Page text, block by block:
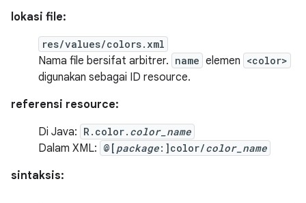
lokasi file:
res/values/colors.xml
Nama file bersifat arbitrer. name elemen <color>
digunakan sebagai ID resource.
referensi resource:
Di Java: R.color. color_name
Dalam XML: @[ package:]color/color_name
sintaksis: